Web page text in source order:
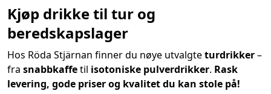
Kjøp drikke til tur og
beredskapslager
Hos Röda Stjärnan finner du nøye utvalgteturdrikker–
fra snabbkaffetil isotoniske pulverdrikker. Rask
levering, gode priser og kvalitet du kan stole på!